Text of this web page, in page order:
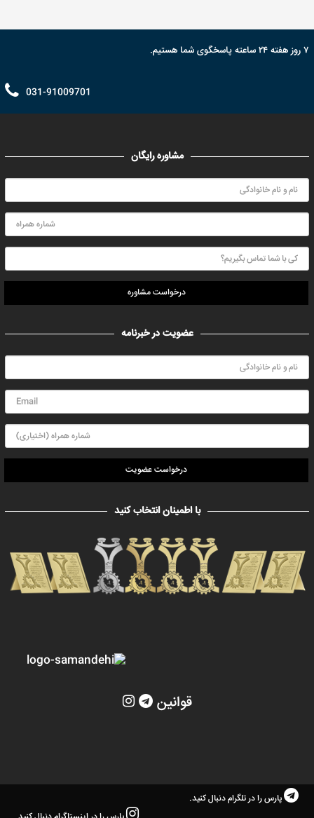
۷ روز هفته ۲۴ ساعته پاسخگوی شما هستیم.
031-91009701
مشاوره رایگان
درخواست مشاوره
عضویت در خبرنامه
درخواست عضویت
با اطمینان انتخاب کنید
قوانین
پارس را در تلگرام دنبال کنید.